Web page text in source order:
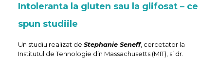
Intoleranta la gluten sau la glifosat – ce
spun studiile
Un studiu realizat de Stephanie Seneff, cercetator la
Institutul de Tehnologie din Massachusetts (MIT), si dr.